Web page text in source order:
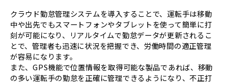
クラウド勤怠管理システムを導入することで、運転手は移動
中や出先でもスマートフォンやタブレットを使って簡単に打
刻が可能になり、リアルタイムで勤怠データが更新されるこ
とで、管理者も迅速に状況を把握でき、労働時間の適正管理
が容易になります。
また、GPS機能で位置情報を取得可能な製品であれば、移動
の多い運転手の勤怠を正確に管理できるようになり、不正打